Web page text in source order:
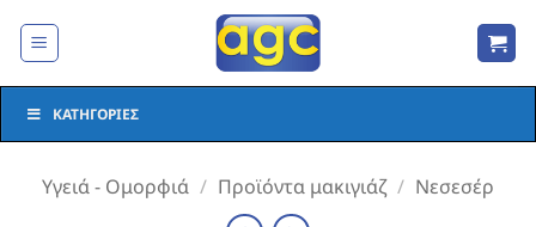
στο
ΚΑΤΗΓΟΡΊΕΣ
Υγειά - Ομορφιά / Προϊόντα μακιγιάζ / Νεσεσέρ